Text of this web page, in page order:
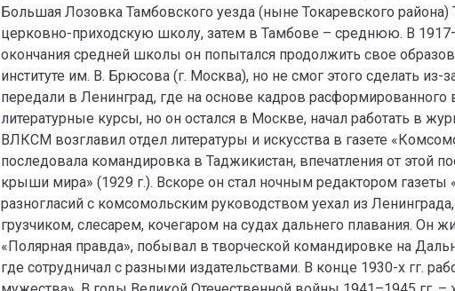
Большая Лозовка Тамбовского уезда (ныне Токаревского
церковно-приходскую школу, затем в Тамбове – среднюю. В
окончания средней школы он попытался продолжить свое
институте им. В. Брюсова (г. Москва), но не смог этого сделать
передали в Ленинград, где на основе кадров
литературные курсы, но он остался в Москве, начал работать в
ВЛКСМ возглавил отдел литературы и искусства в газете
последовала командировка в Таджикистан, впечатления от этой
крыши мира» (1929 г.). Вскоре он стал ночным редактором газеты
разногласий с комсомольским руководством уехал из
грузчиком, слесарем, кочегаром на судах дальнего плавания. Он
«Полярная правда», побывал в творческой командировке на
где сотрудничал с разными издательствами. В конце 1930-х гг.